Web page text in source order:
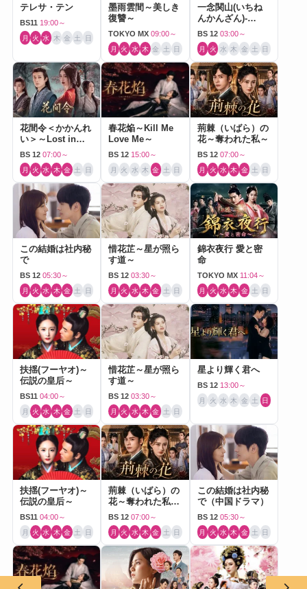
テレサ・テン
BS11 19:00～
月 火 水 木 金 土 日
墨雨雲間～美しき
復讐～
TOKYO MX 09:00～
月 火 水 木 金 土 日
一念関山(いちね
んかんざん)-
Journey to Love-
BS 12 03:00～
月 火 水 木 金 土 日
花間令＜かかんれ
い＞～Lost in
Love～
BS 12 07:00～
月 火 水 木 金 土 日
春花焔～Kill Me
Love Me～
BS 12 15:00～
月 火 水 木 金 土 日
荊棘（いばら）の
花～奪われた私～
BS 12 07:00～
月 火 水 木 金 土 日
この結婚は社内秘
で
BS 12 05:30～
月 火 水 木 金 土 日
惜花芷～星が照ら
す道～
BS 12 03:30～
月 火 水 木 金 土 日
錦衣夜行 愛と密
命
TOKYO MX 11:04～
月 火 水 木 金 土 日
扶揺(フーヤオ)～
伝説の皇后～
BS11 04:00～
月 火 水 木 金 土 日
惜花芷～星が照ら
す道～
BS 12 03:30～
月 火 水 木 金 土 日
星より輝く君へ
BS 12 13:00～
月 火 水 木 金 土 日
扶揺(フーヤオ)～
伝説の皇后～
BS11 04:00～
月 火 水 木 金 土 日
荊棘（いばら）の
花～奪われた私～
（中国ドラマ）
BS 12 07:00～
月 火 水 木 金 土 日
この結婚は社内秘
で（中国ドラマ）
BS 12 05:30～
月 火 水 木 金 土 日